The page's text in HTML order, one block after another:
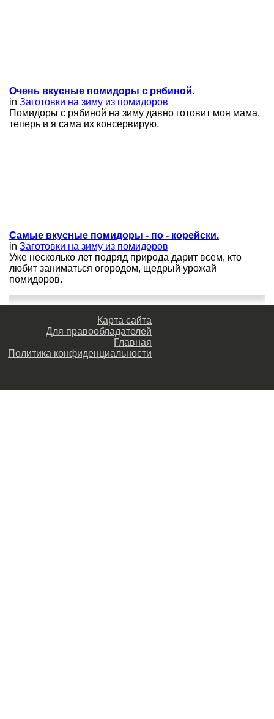
Очень вкусные помидоры с рябиной.
in Заготовки на зиму из помидоров
Помидоры с рябиной на зиму давно готовит моя мама,
теперь и я сама их консервирую.
Самые вкусные помидоры - по - корейски.
in Заготовки на зиму из помидоров
Уже несколько лет подряд природа дарит всем, кто
любит заниматься огородом, щедрый урожай
помидоров.
Карта сайта
Для правообладателей
Главная
Политика конфиденциальности